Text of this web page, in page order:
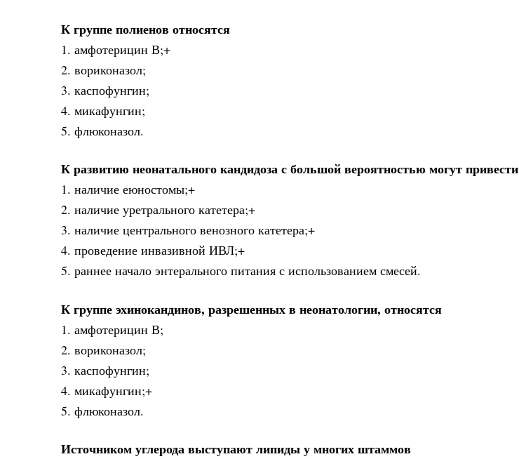
К группе полиенов относятся
1. амфотерицин В;+
2. вориконазол;
3. каспофунгин;
4. микафунгин;
5. флюконазол.
К развитию неонатального кандидоза с большой вероятностью могут привести
1. наличие еюностомы;+
2. наличие уретрального катетера;+
3. наличие центрального венозного катетера;+
4. проведение инвазивной ИВЛ;+
5. раннее начало энтерального питания с использованием смесей.
К группе эхинокандинов, разрешенных в неонатологии, относятся
1. амфотерицин В;
2. вориконазол;
3. каспофунгин;
4. микафунгин;+
5. флюконазол.
Источником углерода выступают липиды у многих штаммов